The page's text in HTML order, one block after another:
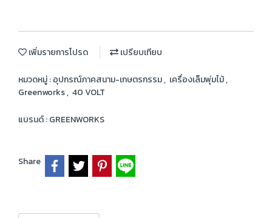
เพิ่มรายการโปรด เปรียบเทียบ
หมวดหมู่ :อุปกรณ์ภาคสนาม-เกษตรกรรม, เครื่องเล็มพุ่มไม้,
Greenworks, 40 VOLT
แบรนด์ :GREENWORKS
Share